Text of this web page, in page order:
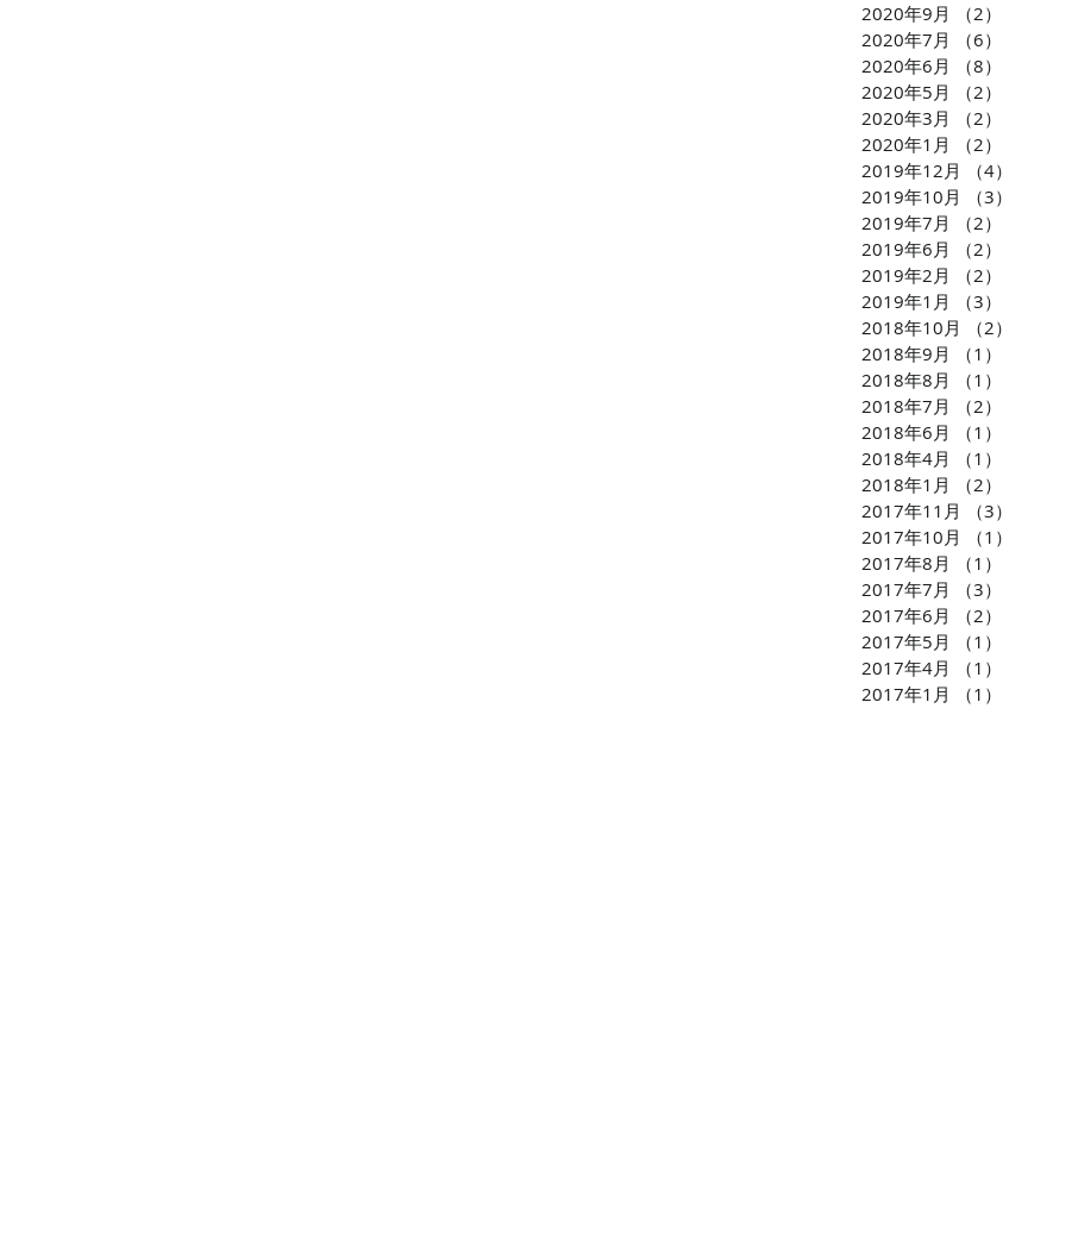
2020年9月
（2）
2020年7月
（6）
2020年6月
（8）
2020年5月
（2）
2020年3月
（2）
2020年1月
（2）
2019年12月
（4）
2019年10月
（3）
2019年7月
（2）
2019年6月
（2）
2019年2月
（2）
2019年1月
（3）
2018年10月
（2）
2018年9月
（1）
2018年8月
（1）
2018年7月
（2）
2018年6月
（1）
2018年4月
（1）
2018年1月
（2）
2017年11月
（3）
2017年10月
（1）
2017年8月
（1）
2017年7月
（3）
2017年6月
（2）
2017年5月
（1）
2017年4月
（1）
2017年1月
（1）